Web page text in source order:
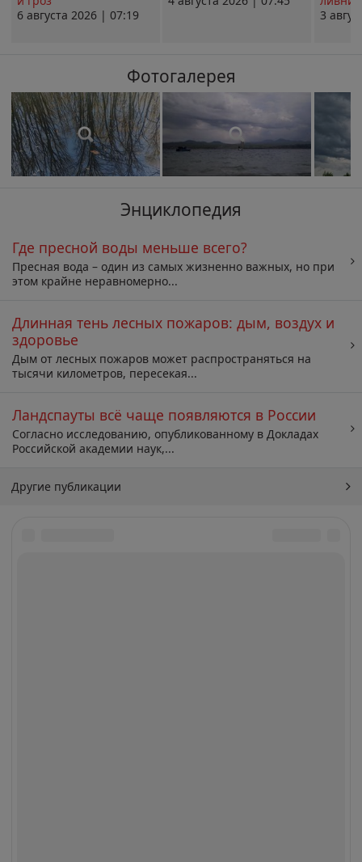
6 августа 2026 | 07:19
3
Фотогалерея
Энциклопедия
Где пресной воды меньше всего?
Пресная вода – один из самых жизненно важных, но при
этом крайне неравномерно...
Длинная тень лесных пожаров: дым, воздух и
здоровье
Дым от лесных пожаров может распространяться на
тысячи километров, пересекая...
Ландспауты всё чаще появляются в России
Согласно исследованию, опубликованному в Докладах
Российской академии наук,...
Другие публикации